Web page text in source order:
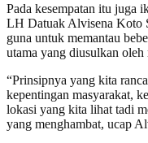
Pada kesempatan itu juga
LH Datuak Alvisena Koto
guna untuk memantau
utama yang diusulkan oleh
“Prinsipnya yang kita
kepentingan masyarakat,
lokasi yang kita lihat tadi
yang menghambat, ucap